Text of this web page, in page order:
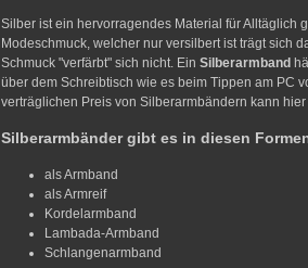
Silber ist ein hervorragendes Material für Alltäglich
Modeschmuck, welcher nur versilbert ist trägt sich
Schmuck "verfärbt" sich nicht. Ein Silberarmband
über dem Schreibtisch wie es beim Tippen am PC
verträglichen Preis von Silberarmbändern kann
Silberarmbänder gibt es in diesen
als Armband
als Armreif
Kordelarmband
Lambada-Armband
Schlangenarmband